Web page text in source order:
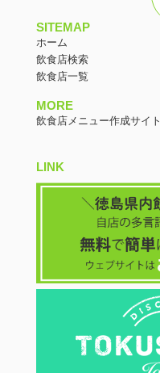
SITEMAP
ホーム
飲食店検索
飲食店一覧
MORE
飲食店メニュー作成サイト
LINK